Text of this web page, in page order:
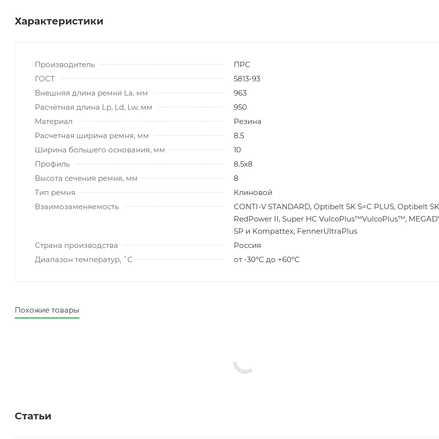
Характеристики
Производитель
ПРС
ГОСТ
5813-93
Внешняя длина ремня La, мм
963
Расчётная длина Lp, Ld, Lw, мм
950
Материал
Резина
Расчетная ширина ремня, мм
8.5
Ширина большего основания, мм
10
Профиль
8.5x8
Высота сечения ремня, мм
8
Тип ремня
Клиновой
Взаимозаменяемость
CONTI-V STANDARD, Optibelt SK S=C PLUS, Optibelt SK
RedPower II, Super НС VulcoPlus™VulcoPlus™,
SP и Kompattex, FennerUltraPlus
Страна производства
Россия
Диапазон температур, ˚C
от -30°C до +60°C
Похожие товары
Статьи